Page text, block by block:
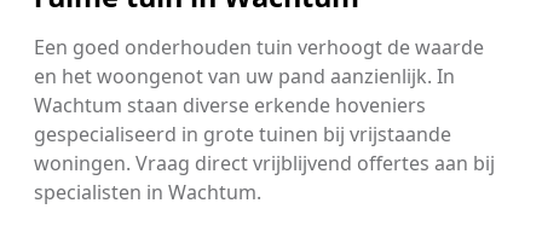
Een goed onderhouden tuin verhoogt de waarde
en het woongenot van uw pand aanzienlijk. In
Wachtum staan diverse erkende hoveniers
gespecialiseerd in grote tuinen bij vrijstaande
woningen. Vraag direct vrijblijvend offertes aan bij
specialisten in Wachtum.